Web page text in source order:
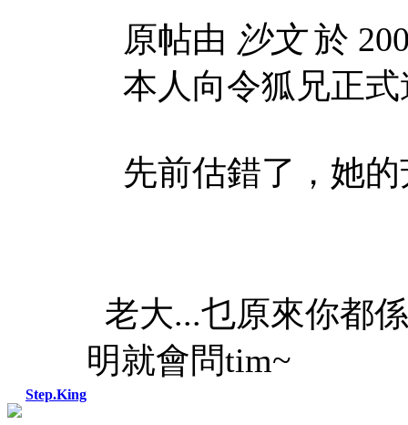
Step.King
原帖由 沙文於
本人向令狐兄正
先前估錯了，她
老大...乜原來你都
明就會問tim~